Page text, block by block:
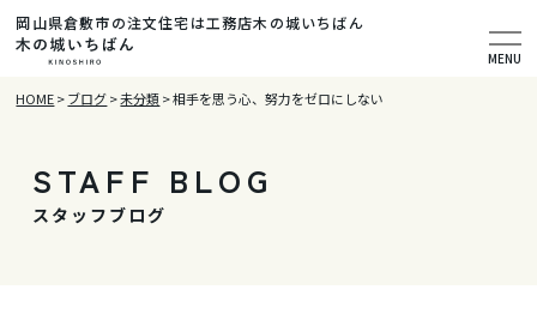
岡山県倉敷市の注文住宅は工務店木の城いちばん
MENU
HOME>ブログ>未分類>相手を思う心、努力をゼロにしない
STAFF BLOG
スタッフブログ